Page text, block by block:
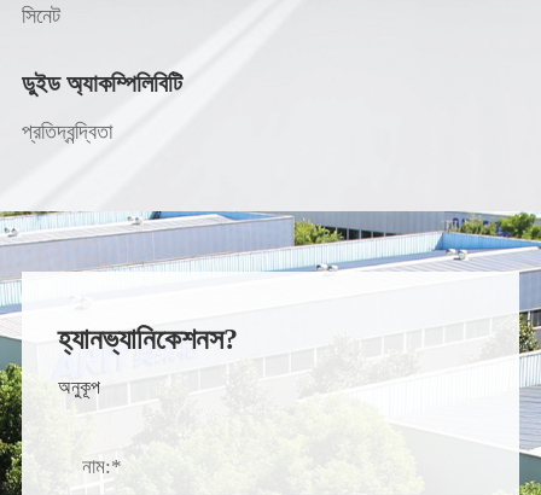
সিনেট
ডুইড অ্যাকম্পিলিবিটি
প্রতিদ্বন্দ্বিতা
হ্যানভ্যানিকেশনস?
অনুকূপ